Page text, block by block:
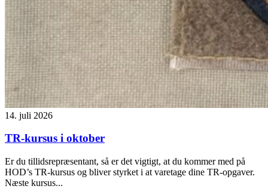
14. juli 2026
TR-kursus i oktober
Er du tillidsrepræsentant, så er det vigtigt, at du kommer med på
HOD’s TR-kursus og bliver styrket i at varetage dine TR-opgaver.
Næste kursus...